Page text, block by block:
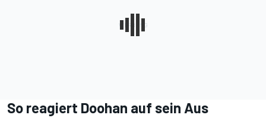
So reagiert Doohan auf sein Aus